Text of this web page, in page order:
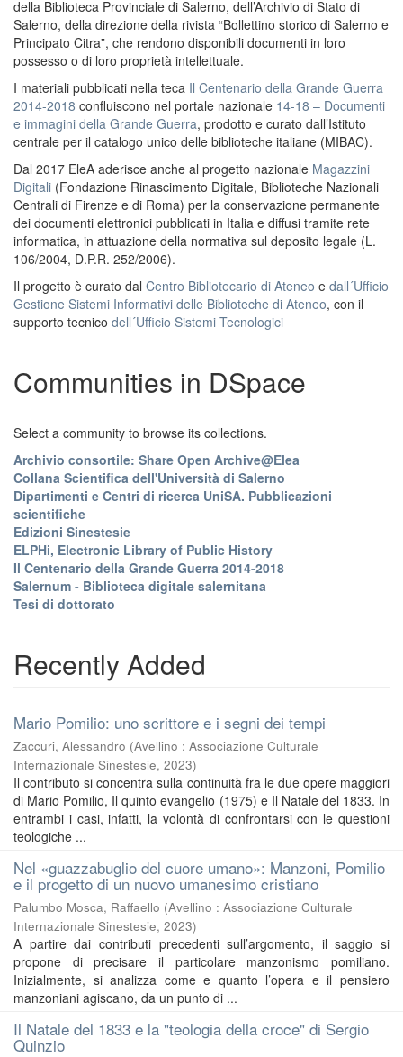
della Biblioteca Provinciale di Salerno, dell’Archivio di Stato di
Salerno, della direzione della rivista “Bollettino storico di Salerno e
Principato Citra”, che rendono disponibili documenti in loro
possesso o di loro proprietà intellettuale.
I materiali pubblicati nella teca Il Centenario della Grande Guerra
2014-2018 confluiscono nel portale nazionale 14-18 – Documenti
e immagini della Grande Guerra, prodotto e curato dall’Istituto
centrale per il catalogo unico delle biblioteche italiane (MIBAC).
Dal 2017 EleA aderisce anche al progetto nazionale Magazzini
Digitali (Fondazione Rinascimento Digitale, Biblioteche Nazionali
Centrali di Firenze e di Roma) per la conservazione permanente
dei documenti elettronici pubblicati in Italia e diffusi tramite rete
informatica, in attuazione della normativa sul deposito legale (L.
106/2004, D.P.R. 252/2006).
Il progetto è curato dal Centro Bibliotecario di Ateneo e dall´Ufficio
Gestione Sistemi Informativi delle Biblioteche di Ateneo, con il
supporto tecnico dell´Ufficio Sistemi Tecnologici
Communities in DSpace
Select a community to browse its collections.
Archivio consortile: Share Open Archive@Elea
Collana Scientifica dell'Università di Salerno
Dipartimenti e Centri di ricerca UniSA. Pubblicazioni
scientifiche
Edizioni Sinestesie
ELPHi, Electronic Library of Public History
Il Centenario della Grande Guerra 2014-2018
Salernum - Biblioteca digitale salernitana
Tesi di dottorato
Recently Added
Mario Pomilio: uno scrittore e i segni dei tempi
Zaccuri, Alessandro (Avellino : Associazione Culturale
Internazionale Sinestesie, 2023)
Il contributo si concentra sulla continuità fra le due opere maggiori
di Mario Pomilio, Il quinto evangelio (1975) e Il Natale del 1833. In
entrambi i casi, infatti, la volontà di confrontarsi con le questioni
teologiche ...
Nel «guazzabuglio del cuore umano»: Manzoni, Pomilio
e il progetto di un nuovo umanesimo cristiano
Palumbo Mosca, Raffaello (Avellino : Associazione Culturale
Internazionale Sinestesie, 2023)
A partire dai contributi precedenti sull’argomento, il saggio si
propone di precisare il particolare manzonismo pomiliano.
Inizialmente, si analizza come e quanto l’opera e il pensiero
manzoniani agiscano, da un punto di ...
Il Natale del 1833 e la "teologia della croce" di Sergio
Quinzio